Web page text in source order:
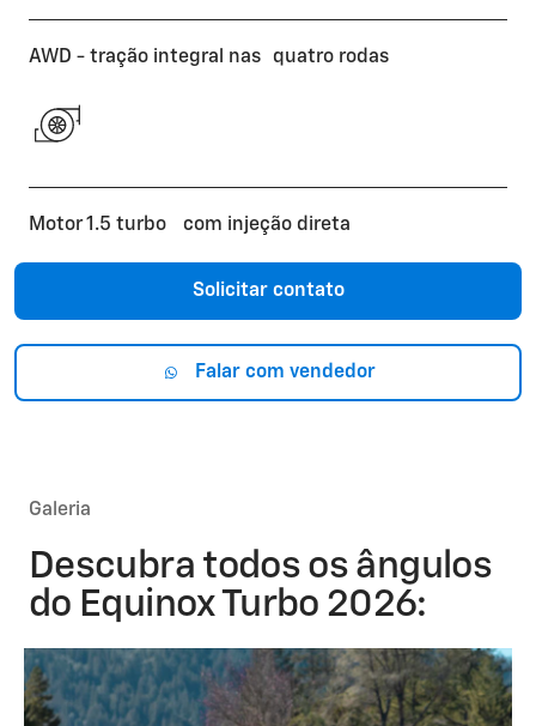
AWD - tração integral nas quatro rodas
Motor 1.5 turbo com injeção direta
Solicitar contato
Falar com vendedor
Galeria
Descubra todos os ângulos
do Equinox Turbo 2026: